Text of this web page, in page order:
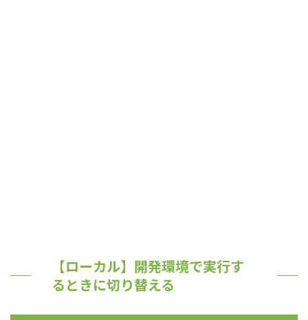
【ローカル】開発環境で実行す
るときに切り替える